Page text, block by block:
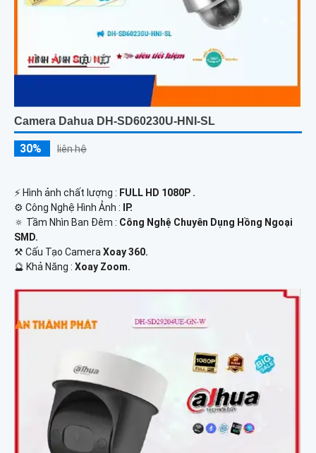
Camera Dahua DH-SD60230U-HNI-SL
30% liên hệ
️⚡ Hình ảnh chất lượng : FULL HD 1080P .
⚙ Công Nghệ Hình Ảnh :
IP.
🔅 Tầm Nhìn Ban Đêm : Công Nghệ Chuyên Dụng Hồng Ngoại
SMD.
⚒ Cấu Tạo Camera Xoay 360.
️🔮 Khả Năng : Xoay Zoom.